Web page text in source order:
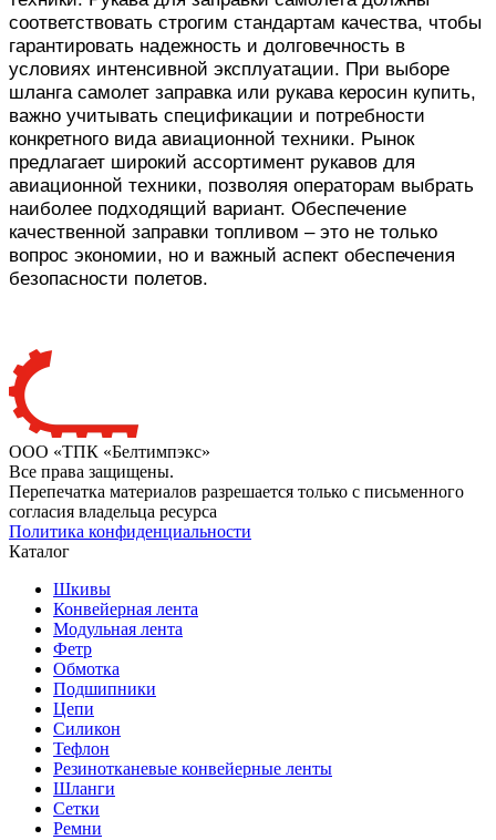
соответствовать строгим стандартам качества, чтобы
гарантировать надежность и долговечность в
условиях интенсивной эксплуатации. При выборе
шланга самолет заправка или рукава керосин купить,
важно учитывать спецификации и потребности
конкретного вида авиационной техники. Рынок
предлагает широкий ассортимент рукавов для
авиационной техники, позволяя операторам выбрать
наиболее подходящий вариант. Обеспечение
качественной заправки топливом – это не только
вопрос экономии, но и важный аспект обеспечения
безопасности полетов.
ООО «ТПК «Белтимпэкс»
Все права защищены.
Перепечатка материалов разрешается только с письменного
согласия владельца ресурса
Политика конфиденциальности
Каталог
Шкивы
Конвейерная лента
Модульная лента
Фетр
Обмотка
Подшипники
Цепи
Силикон
Тефлон
Резинотканевые конвейерные ленты
Шланги
Сетки
Ремни